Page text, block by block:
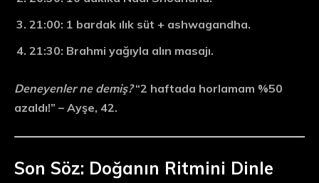
21:00: 1 bardak ılık süt + ashwagandha.
21:30: Brahmi yağıyla alın masajı.
Deneyenler ne demiş?“2 haftada horlamam %50
azaldı!” – Ayşe, 42.
Son Söz: Doğanın Ritmini Dinle